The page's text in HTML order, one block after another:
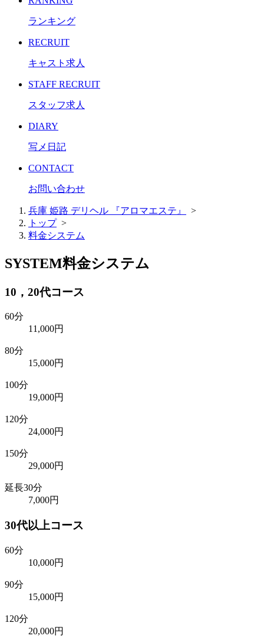
ランキング
RECRUIT
キャスト求人
STAFF RECRUIT
スタッフ求人
DIARY
写メ日記
CONTACT
お問い合わせ
兵庫 姫路 デリヘル 『アロマエステ』
>
トップ >
料金システム
SYSTEM料金システム
10，20代コース
60分
11,000円
80分
15,000円
100分
19,000円
120分
24,000円
150分
29,000円
延長30分
7,000円
30代以上コース
60分
10,000円
90分
15,000円
120分
20,000円